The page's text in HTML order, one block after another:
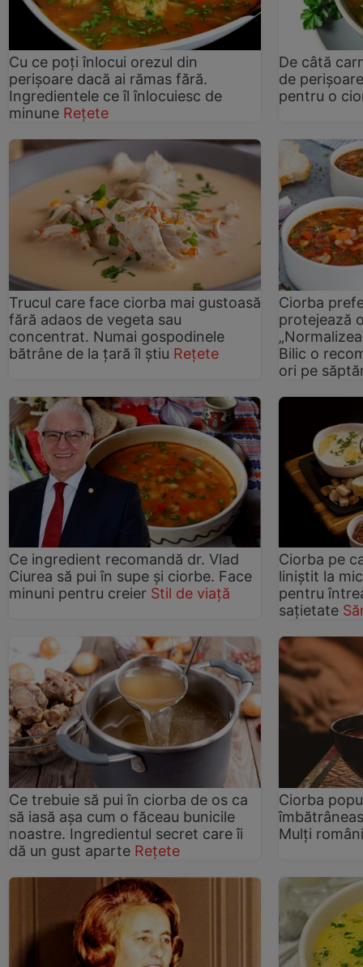
Cu ce poți înlocui orezul din
perișoare dacă ai rămas fără.
Ingredientele ce îl înlocuiesc de
minune Rețete
De câtă
de
pentru o
Trucul care face ciorba mai gustoasă
fără adaos de vegeta sau
concentrat. Numai gospodinele
bătrâne de la țară îl știu Rețete
Ciorba
protejează
Bilic o
ori pe
Ce ingredient recomandă dr. Vlad
Ciurea să pui în supe și ciorbe. Face
minuni pentru creier Stil de viață
Ciorba pe
liniștit la
pentru
sațietate
Ce trebuie să pui în ciorba de os ca
să iasă așa cum o făceau bunicile
noastre. Ingredientul secret care îi
dă un gust aparte Rețete
Ciorba
Mulți